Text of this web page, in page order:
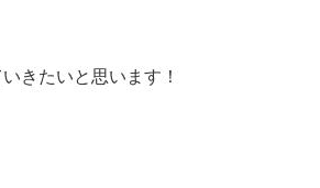
きたいと思います！